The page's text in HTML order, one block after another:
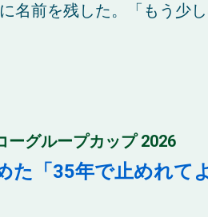
名前を残した。「もう少
ーグループカップ 2026
た「35年で止めれて